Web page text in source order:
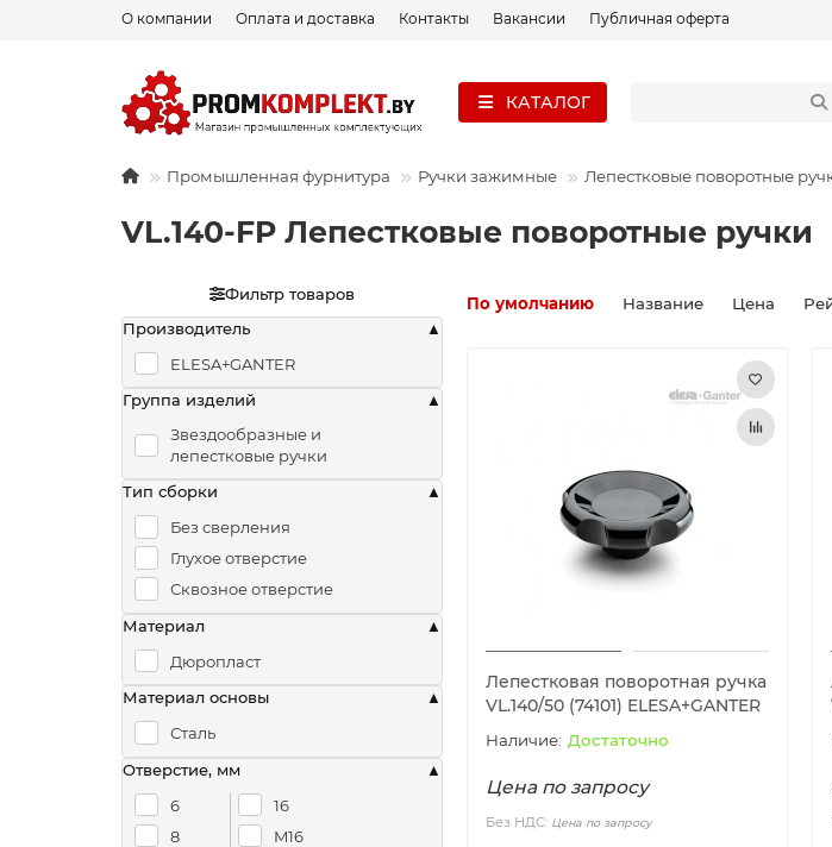
О компании Оплата и доставка Контакты Вакансии Публичная оферта
КАТАЛОГ
Промышленная фурнитура Ручки зажимные Лепестковые поворотные
VL.140-FP Лепестковые поворотные ручки
Фильтр товаров
Производитель
ELESA+GANTER
Группа изделий
Звездообразные и
лепестковые ручки
Тип сборки
Без сверления
Глухое отверстие
Сквозное отверстие
Материал
Дюропласт
Материал основы
Сталь
Отверстие, мм
6
8
16
M16
По умолчанию Название Цена
Лепестковая поворотная ручка
VL.140/50 (74101) ELESA+GANTER
Достаточно
Цена по запросу
Без НДС: Цена по запросу